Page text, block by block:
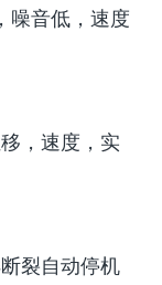
噪音低，速度
，速度，实
裂自动停机